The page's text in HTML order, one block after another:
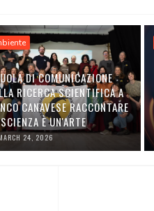
DI COMUNICAZIONE
RICERCA SCIENTIFICA A
CANAVESE RACCONTARE
È UN'ARTE
24, 2026